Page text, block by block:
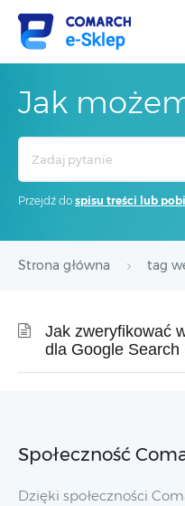
Jak
Przejdź do spisu treści lub
Strona główna tag
Jak zweryfikować
dla Google Search
Społeczność
Dzięki społeczności